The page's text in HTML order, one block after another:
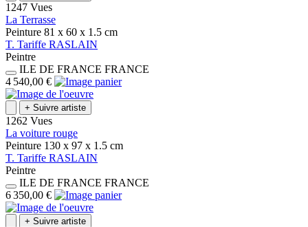
1247 Vues
La Terrasse
Peinture 81 x 60 x 1.5 cm
T. Tariffe RASLAIN
Peintre
ILE DE FRANCE FRANCE
4 540,00 €
+ Suivre artiste
1262 Vues
La voiture rouge
Peinture 130 x 97 x 1.5 cm
T. Tariffe RASLAIN
Peintre
ILE DE FRANCE FRANCE
6 350,00 €
+ Suivre artiste